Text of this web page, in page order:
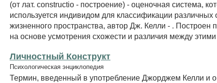
(от лат. constructio - построение) - оценочная система,
используется индивидом для классификации различных
жизненного пространства, автор Дж. Келли - . Построен
на основе усмотрения схожести и различия между
Личностный Конструкт
Психологическая энциклопедия
Термин, введенный в употребление Джорджем Келли и